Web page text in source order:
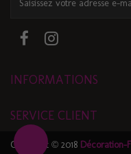
INFORMATIONS
SERVICE CLIENT
Copyright © 2018 Décoration-